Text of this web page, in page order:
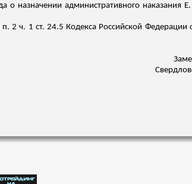
о назначении административного наказания
2 ч. 1 ст. 24.5 Кодекса Российской Федерации